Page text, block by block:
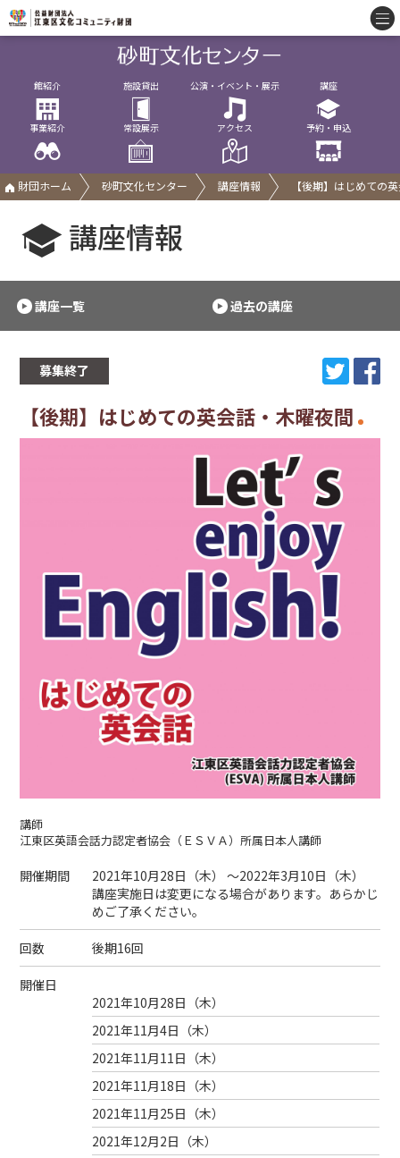
館紹介 施設貸出 公演・イベント・展示 講座
事業紹介 常設展示 アクセス 予約・申込
財団ホーム 砂町文化センター 講座情報 【後期】はじめての
講座情報
講座一覧 過去の講座
募集終了
【後期】はじめての英会話・木曜夜間
講師
江東区英語会話力認定者協会（ＥＳＶＡ）所属日本人講師
開催期間 2021年10月28日（木） ～2022年3月10日（木）
講座実施日は変更になる場合があります。あらかじ
めご了承ください。
回数 後期16回
開催日
2021年10月28日（木）
2021年11月4日（木）
2021年11月11日（木）
2021年11月18日（木）
2021年11月25日（木）
2021年12月2日（木）